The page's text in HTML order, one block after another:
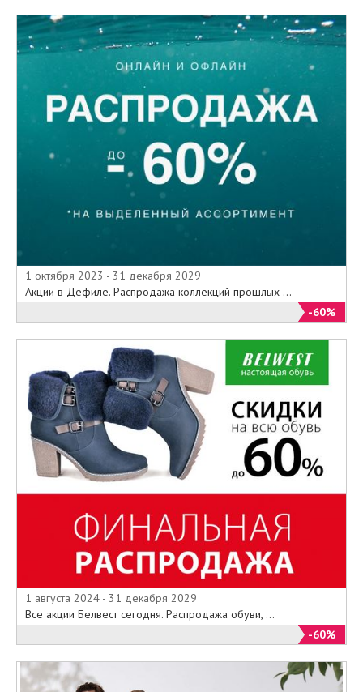
1 октября 2023 - 31 декабря 2029
Акции в Дефиле. Распродажа коллекций прошлых ...
-60%
1 августа 2024 - 31 декабря 2029
Все акции Белвест сегодня. Распродажа обуви, ...
-60%